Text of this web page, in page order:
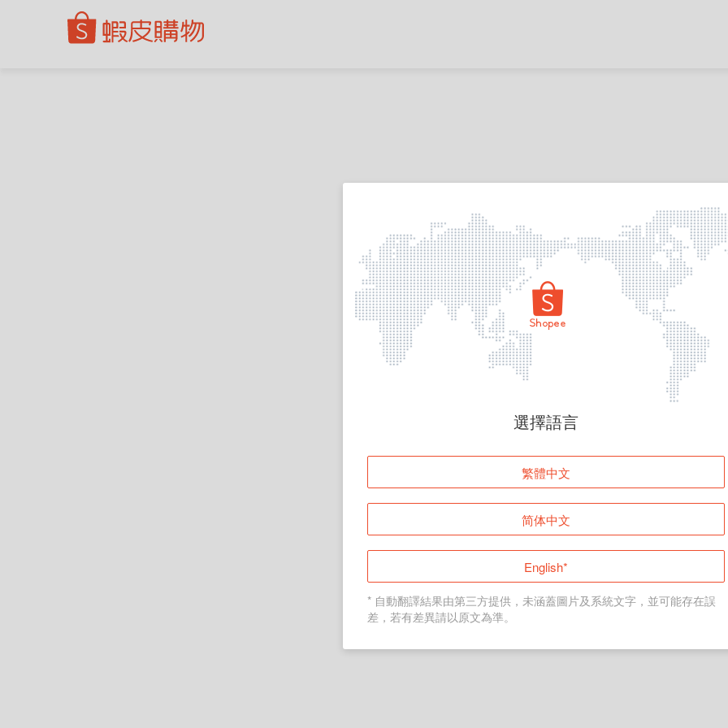
頁面無法顯示
登入
返回首頁
選擇語言
繁體中文
简体中文
English*
* 自動翻譯結果由第三方提供，未涵蓋圖片及系統文字，並可能存在誤
差，若有差異請以原文為準。